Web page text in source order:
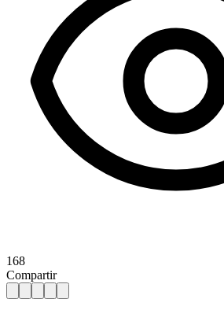
168
Compartir